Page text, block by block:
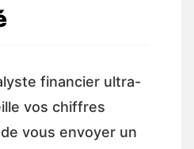
financier ultra-
vos chiffres
vous envoyer un